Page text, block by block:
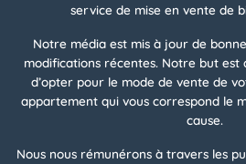
service de mise en vente de
Notre média est mis à jour de
modifications récentes. Notre but est
d’opter pour le mode de vente de
appartement qui vous correspond le
cause.
Nous nous rémunérons à travers les